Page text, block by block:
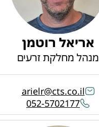
אריאל רוטמן
מנהל מחלקת זרעים
arielr@cts.co.il
052-5702177